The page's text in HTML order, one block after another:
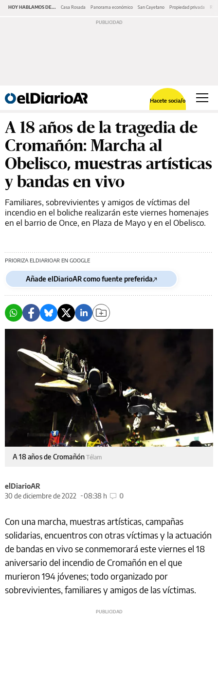
HOY HABLAMOS DE... Casa Rosada Panorama económico San Cayetano Propiedad privada
Hacete socia/o
A 18 años de la tragedia de
Cromañón: Marcha al
Obelisco, muestras artísticas
y bandas en vivo
Familiares, sobrevivientes y amigos de víctimas del
incendio en el boliche realizarán este viernes homenajes
en el barrio de Once, en Plaza de Mayo y en el Obelisco.
PRIORIZA ELDIARIOAR EN GOOGLE
Añade elDiarioAR como fuente preferida
A 18 años de CromañónTélam
elDiarioAR
30 de diciembre de 2022
08:38 h 0
Con una marcha, muestras artísticas, campañas
solidarias, encuentros con otras víctimas y la actuación
de bandas en vivo se conmemorará este viernes el 18
aniversario del incendio de Cromañón en el que
murieron 194 jóvenes; todo organizado por
sobrevivientes, familiares y amigos de las víctimas.